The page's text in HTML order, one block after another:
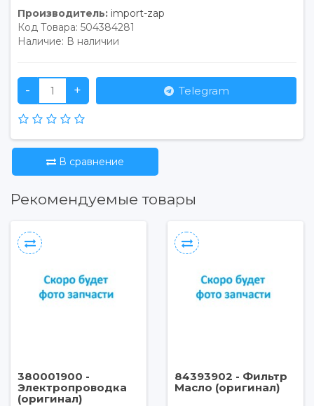
Производитель: import-zap
Код Товара: 504384281
Наличие: В наличии
- + Telegram
В сравнение
Рекомендуемые товары
380001900 -
Электропроводка
(оригинал)
84393902 - Фильтр
Масло (оригинал)